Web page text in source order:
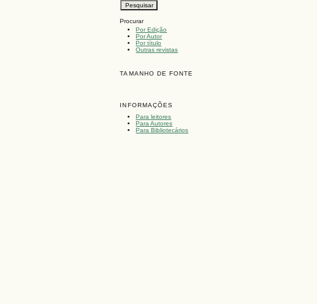
Procurar
Por Edição
Por Autor
Por título
Outras revistas
TAMANHO DE FONTE
INFORMAÇÕES
Para leitores
Para Autores
Para Bibliotecários